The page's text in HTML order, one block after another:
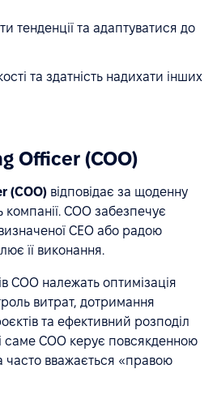
тенденції та адаптуватися до
та здатність надихати інших
Officer (COO)
(COO) відповідає за щоденну
компанії. COO забезпечує
CEO або радою
її виконання.
COO належать оптимізація
витрат, дотримання
та ефективний розподіл
саме COO керує повсякденною
часто вважається «правою